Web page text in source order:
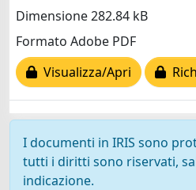
Dimensione 282.84 kB
Formato Adobe PDF
Visualizza/Apri
I documenti in IRIS sono
tutti i diritti sono riservati,
indicazione.